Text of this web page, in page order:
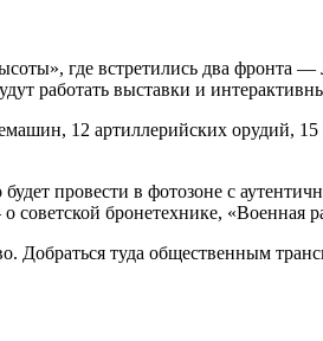
где встретились два
работать выставки и
12 артиллерийских орудий,
провести в фотозоне с
советской бронетехнике, «Военная
Добраться туда общественным